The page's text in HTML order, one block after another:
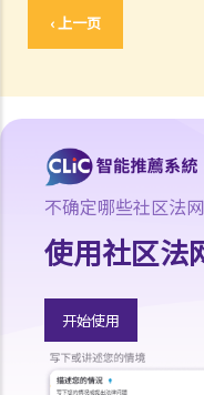
‹ 上一页
6. 经营当押商业务
A. 对当押商收取当押物品时
C. 当票及总登记册
D. 交回物品及未赎回物品
E. 如当押的货品如属赃物，
F. 当押商就损失或损害须负
常见信贷类型
A. 市场上有哪些主要的银行
B. 贷款协议
1. 用途条款
不确定哪些社区法
使用社区法
开始使用